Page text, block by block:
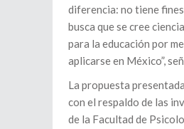
diferencia: no tiene
busca que se cree
para la educación por
aplicarse en México”,
La propuesta
con el respaldo de las
de la Facultad de